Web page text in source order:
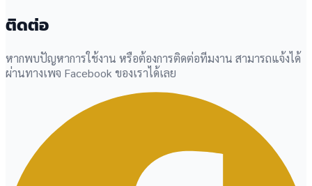
ติดต่อ
หากพบปัญหาการใช้งาน หรือต้องการติดต่อทีมงาน สามารถแจ้งได้
ผ่านทางเพจ Facebook ของเราได้เลย